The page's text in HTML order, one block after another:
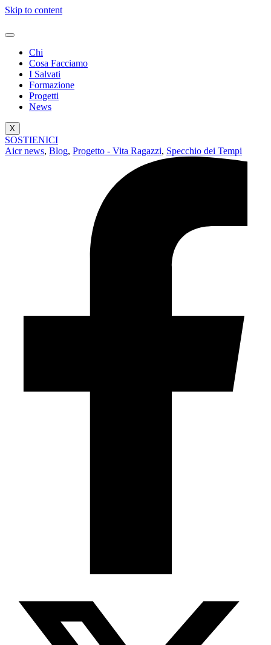
Skip to content
Chi
Cosa Facciamo
I Salvati
Formazione
Progetti
News
X
SOSTIENICI
Aicr news, Blog, Progetto - Vita Ragazzi, Specchio dei Tempi